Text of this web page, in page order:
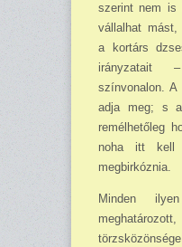
szerint nem is
vál­lalhat mást,
a kortárs
irány­zatait
színvonalon.
adja meg; s a
remél­hetőleg
noha itt kell
megbirkóznia.
Minden